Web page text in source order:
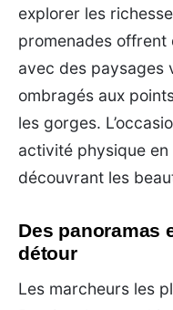
explorer les
promenades offrent
avec des paysages
ombragés aux
les gorges.
activité physique
découvrant les
Des panoramas
détour
Les marcheurs les